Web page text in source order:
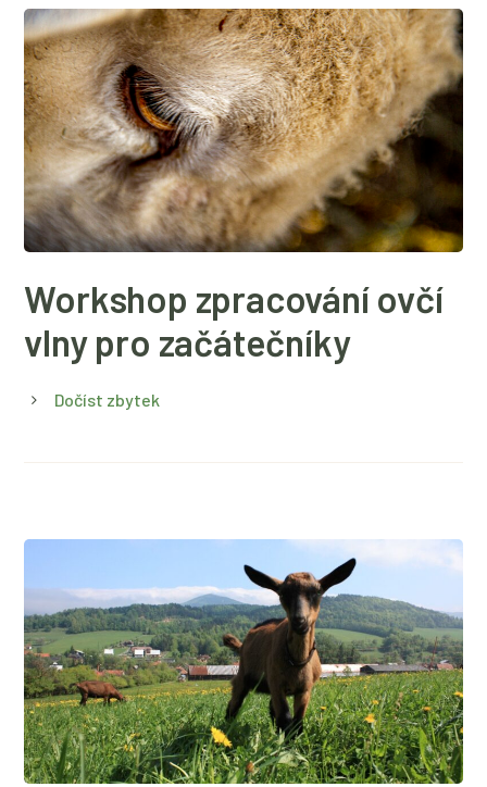
Workshop zpracování ovčí
vlny pro začátečníky
Dočíst zbytek